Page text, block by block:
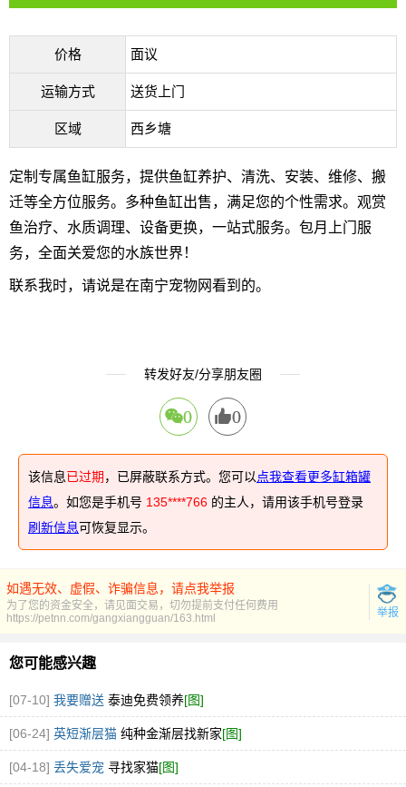
价格 面议
运输方式 送货上门
区域 西乡塘
定制专属鱼缸服务，提供鱼缸养护、清洗、安装、维修、搬
迁等全方位服务。多种鱼缸出售，满足您的个性需求。观赏
鱼治疗、水质调理、设备更换，一站式服务。包月上门服
务，全面关爱您的水族世界！
联系我时，请说是在南宁宠物网看到的。
转发好友/分享朋友圈
0 0
该信息已过期 ，已屏蔽联系方式。您可以 点我查看更多缸箱罐
信息。如您是手机号 135****766 的主人，请用该手机号登录
刷新信息可恢复显示。
如遇无效、虚假、诈骗信息，请点我举报
为了您的资金安全，请见面交易，切勿提前支付任何费用
举报
https://petnn.com/gangxiangguan/163.html
您可能感兴趣
[07-10] 我要赠送 泰迪免费领养[图]
[06-24] 英短渐层猫 纯种金渐层找新家[图]
[04-18] 丢失爱宠 寻找家猫[图]